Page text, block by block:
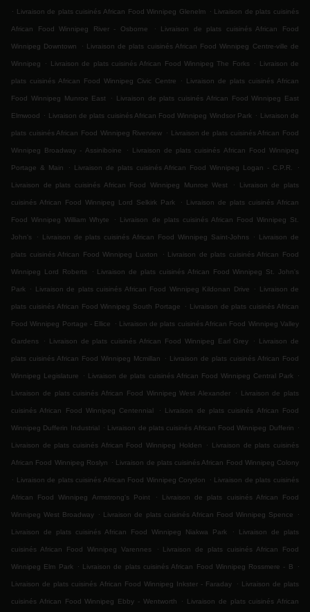
. Livraison de plats cuisinés African Food Winnipeg Glenelm . Livraison de plats cuisinés
African Food Winnipeg River - Osborne . Livraison de plats cuisinés African Food
Winnipeg Downtown . Livraison de plats cuisinés African Food Winnipeg Centre-ville de
Winnipeg . Livraison de plats cuisinés African Food Winnipeg The Forks . Livraison de
plats cuisinés African Food Winnipeg Civic Centre . Livraison de plats cuisinés African
Food Winnipeg Munroe East . Livraison de plats cuisinés African Food Winnipeg East
Elmwood . Livraison de plats cuisinés African Food Winnipeg Windsor Park . Livraison de
plats cuisinés African Food Winnipeg Riverview . Livraison de plats cuisinés African Food
Winnipeg Broadway - Assiniboine . Livraison de plats cuisinés African Food Winnipeg
Portage & Main . Livraison de plats cuisinés African Food Winnipeg Logan - C.P.R. .
Livraison de plats cuisinés African Food Winnipeg Munroe West . Livraison de plats
cuisinés African Food Winnipeg Lord Selkirk Park . Livraison de plats cuisinés African
Food Winnipeg William Whyte . Livraison de plats cuisinés African Food Winnipeg St.
John's . Livraison de plats cuisinés African Food Winnipeg Saint-Johns . Livraison de
plats cuisinés African Food Winnipeg Luxton . Livraison de plats cuisinés African Food
Winnipeg Lord Roberts . Livraison de plats cuisinés African Food Winnipeg St. John's
Park . Livraison de plats cuisinés African Food Winnipeg Kildonan Drive . Livraison de
plats cuisinés African Food Winnipeg South Portage . Livraison de plats cuisinés African
Food Winnipeg Portage - Ellice . Livraison de plats cuisinés African Food Winnipeg Valley
Gardens . Livraison de plats cuisinés African Food Winnipeg Earl Grey . Livraison de
plats cuisinés African Food Winnipeg Mcmillan . Livraison de plats cuisinés African Food
Winnipeg Legislature . Livraison de plats cuisinés African Food Winnipeg Central Park .
Livraison de plats cuisinés African Food Winnipeg West Alexander . Livraison de plats
cuisinés African Food Winnipeg Centennial . Livraison de plats cuisinés African Food
Winnipeg Dufferin Industrial . Livraison de plats cuisinés African Food Winnipeg Dufferin .
Livraison de plats cuisinés African Food Winnipeg Holden . Livraison de plats cuisinés
African Food Winnipeg Roslyn . Livraison de plats cuisinés African Food Winnipeg Colony
. Livraison de plats cuisinés African Food Winnipeg Corydon . Livraison de plats cuisinés
African Food Winnipeg Armstrong's Point . Livraison de plats cuisinés African Food
Winnipeg West Broadway . Livraison de plats cuisinés African Food Winnipeg Spence .
Livraison de plats cuisinés African Food Winnipeg Niakwa Park . Livraison de plats
cuisinés African Food Winnipeg Varennes . Livraison de plats cuisinés African Food
Winnipeg Elm Park . Livraison de plats cuisinés African Food Winnipeg Rossmere - B .
Livraison de plats cuisinés African Food Winnipeg Inkster - Faraday . Livraison de plats
cuisinés African Food Winnipeg Ebby - Wentworth . Livraison de plats cuisinés African